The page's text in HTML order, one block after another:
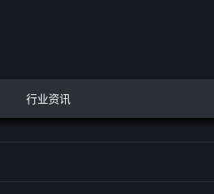
行业资讯